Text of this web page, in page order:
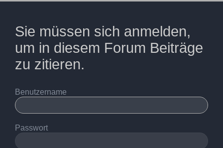
Sie müssen sich anmelden,
um in diesem Forum Beiträge
zu zitieren.
Benutzername
Passwort